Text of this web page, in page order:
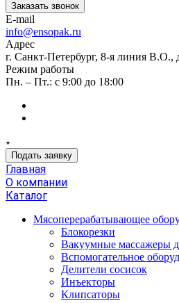
Заказать звонок
E-mail
info@ensopak.ru
Адрес
г. Санкт-Петербург, 8-я линия
Режим работы
Пн. – Пт.: с 9:00 до 18:00
Подать заявку
Главная
О компании
Каталог
Мясоперерабатывающее
Блокорезки
Вакуумные массажеры
Вспомогательное
Делители сосисок
Инъекторы
Клипсаторы